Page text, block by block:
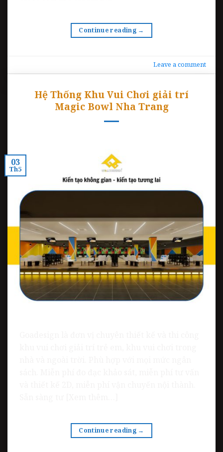
Continue reading →
Leave a comment
Hệ Thống Khu Vui Chơi giải trí
Magic Bowl Nha Trang
03
Th5
Continue reading →